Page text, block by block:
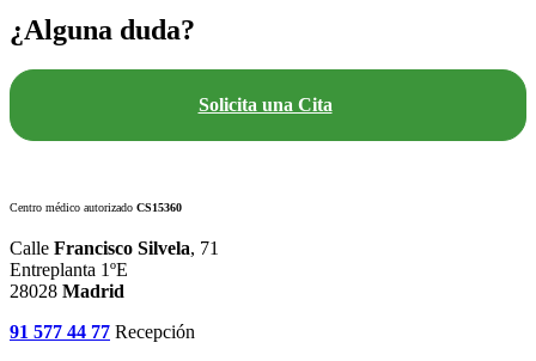
¿Alguna duda?
Solicita una Cita
Centro médico autorizado CS15360
Calle Francisco Silvela, 71
Entreplanta 1ºE
28028 Madrid
91 577 44 77 Recepción